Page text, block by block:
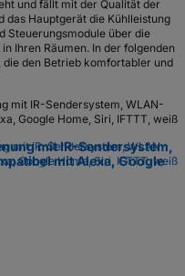
und fällt mit der Qualität der
das Hauptgerät die Kühlleistung
Steuerungsmodule über die
Ihren Räumen. In der folgenden
den Betrieb komfortabler und
mit IR-Sendersystem, WLAN-
Google Home, Siri, IFTTT, weiß
mit IR-Sendersystem,
mit Alexa, Google